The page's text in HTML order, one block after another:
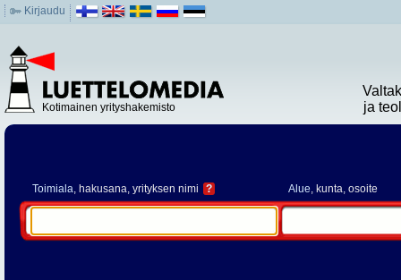
Kirjaudu
Kotimainen yrityshakemisto
ja
Toimiala, hakusana, yrityksen nimi ? Alue, kunta, osoite